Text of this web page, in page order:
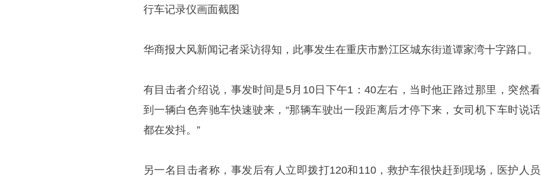
行车记录仪画面截图
华商报大风新闻记者采访得知，此事发生在重庆市黔江区城东街道谭家湾十字路口。
有目击者介绍说，事发时间是5月10日下午1：40左右，当时他正路过那里，突然看
到一辆白色奔驰车快速驶来，“那辆车驶出一段距离后才停下来，女司机下车时说话
都在发抖。”
另一名目击者称，事发后有人立即拨打120和110，救护车很快赶到现场，医护人员